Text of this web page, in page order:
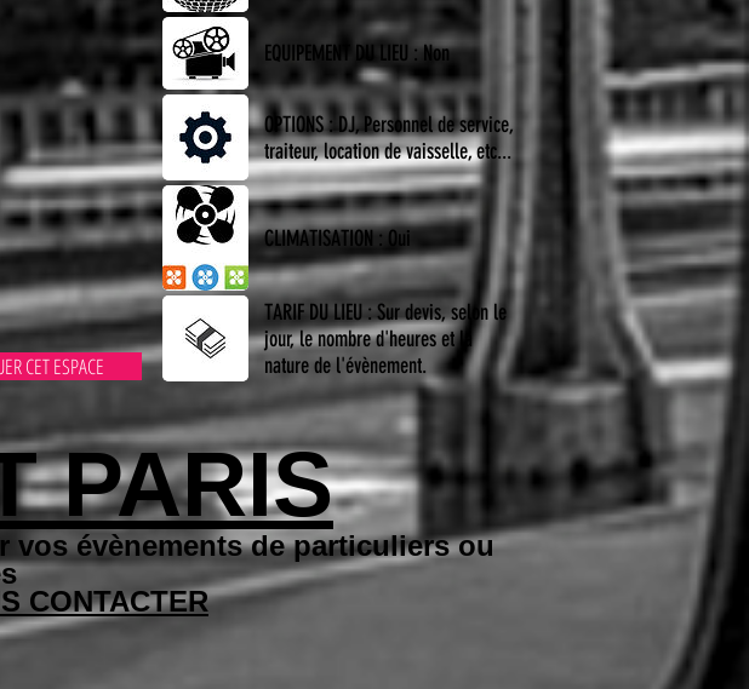
EQUIPEMENT DU LIEU : Non
OPTIONS : DJ, Personnel de service,
traiteur, location de vaisselle, etc...
CLIMATISATION : Oui
TARIF DU LIEU : Sur devis, selon le
jour, le nombre d'heures et la
nature de l'évènement.
CET ESPACE
PARIS
vos évènements de particuliers ou
CONTACTER